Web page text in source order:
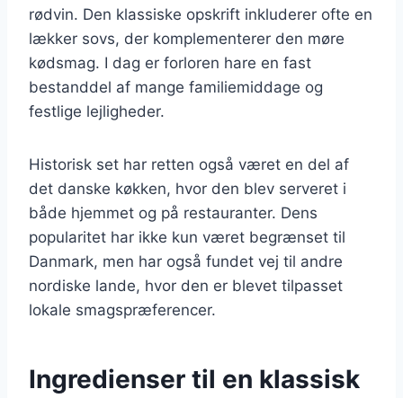
rødvin. Den klassiske opskrift inkluderer ofte en
lækker sovs, der komplementerer den møre
kødsmag. I dag er forloren hare en fast
bestanddel af mange familiemiddage og
festlige lejligheder.
Historisk set har retten også været en del af
det danske køkken, hvor den blev serveret i
både hjemmet og på restauranter. Dens
popularitet har ikke kun været begrænset til
Danmark, men har også fundet vej til andre
nordiske lande, hvor den er blevet tilpasset
lokale smagspræferencer.
Ingredienser til en klassisk